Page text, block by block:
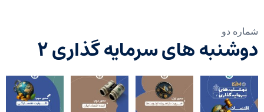
شماره دو
دوشنبه های سرمایه گذاری ۲